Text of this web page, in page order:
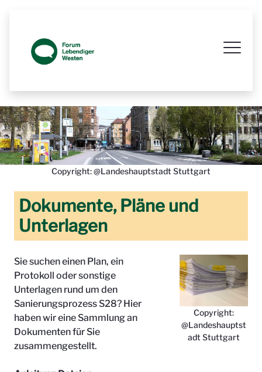
Copyright: @Landeshauptstadt Stuttgart
Dokumente, Pläne und
Unterlagen
Sie suchen einen Plan, ein
Protokoll oder sonstige
Unterlagen rund um den
Sanierungsprozess S28? Hier
haben wir eine Sammlung an
Dokumenten für Sie
zusammengestellt.
Copyright:
@Landeshauptst
adt Stuttgart